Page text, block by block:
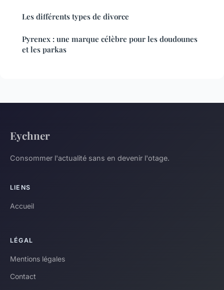
Les différents types de divorce
Pyrenex : une marque célèbre pour les doudounes
et les parkas
Eychner
Consommer l'actualité sans en devenir l'otage.
LIENS
Accueil
LÉGAL
Mentions légales
Contact